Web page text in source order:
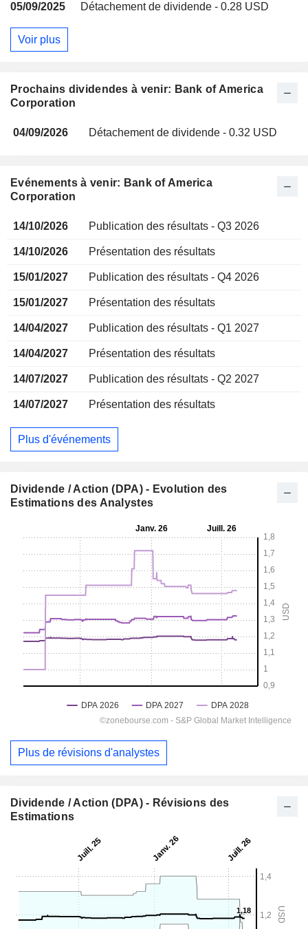
Prochains dividendes à venir: Bank of America
Corporation
04/09/2026 Détachement de dividende - 0.32 USD
05/09/2025
Détachement de dividende - 0.28 USD
Voir plus
Evénements à venir: Bank of America
Corporation
14/10/2026 Publication des résultats - Q3 2026
14/10/2026 Présentation des résultats
15/01/2027 Publication des résultats - Q4 2026
15/01/2027 Présentation des résultats
14/04/2027 Publication des résultats - Q1 2027
14/04/2027 Présentation des résultats
14/07/2027 Publication des résultats - Q2 2027
14/07/2027 Présentation des résultats
Plus d'événements
Dividende / Action (DPA) - Evolution des
Estimations des Analystes
Plus de révisions d'analystes
Dividende / Action (DPA) - Révisions des
Estimations